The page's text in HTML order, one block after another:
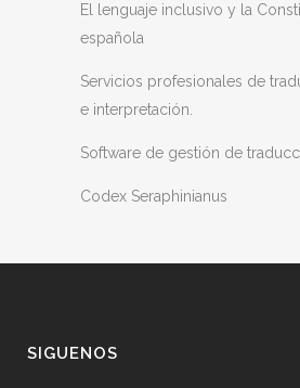
El lenguaje inclusivo y la
española
Servicios profesionales de
e interpretación.
Software de gestión de
Codex Seraphinianus
SIGUENOS